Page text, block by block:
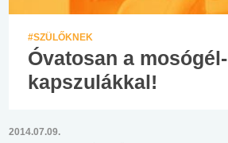
#SZÜLŐKNEK
Óvatosan a mosógél-
kapszulákkal!
2014.07.09.